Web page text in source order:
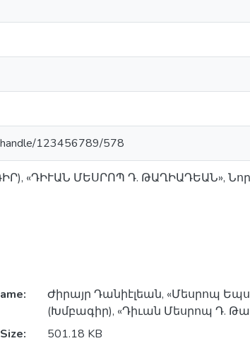
handle/123456789/578
«ԴԻՒԱՆ ՄԵՍՐՈՊ Դ. ԹԱՂԻԱԴԵԱՆ», Նոր
Ժիրայր Դանիէլեան, «Մեսրոպ
(Խմբագիր), «Դիւան Մեսրոպ Դ.
Size:
501.18 KB